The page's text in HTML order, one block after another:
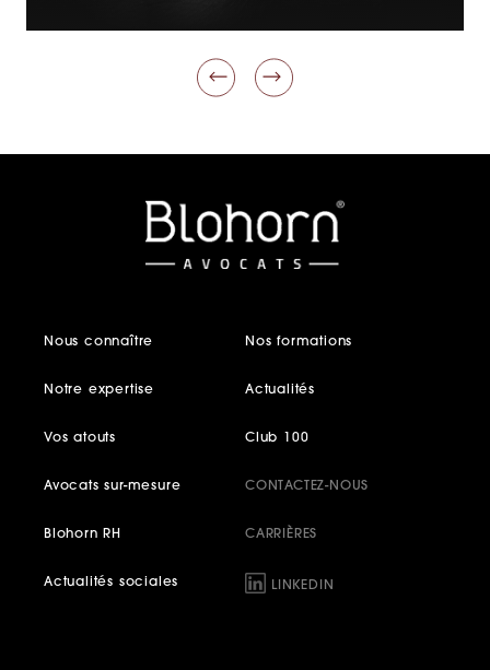
Nous connaître
Notre expertise
Vos atouts
Nos formations
Actualités
Club 100
Avocats sur-mesure
Blohorn RH
Actualités sociales
CONTACTEZ-NOUS
CARRIÈRES
LINKEDIN